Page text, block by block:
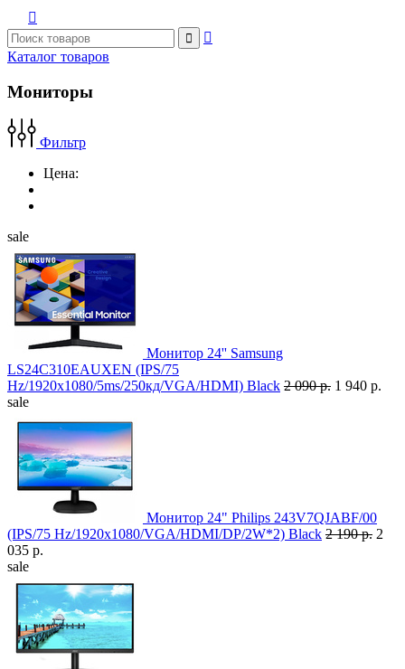



Каталог товаров
Мониторы
Фильтр
Цена:
sale
Монитор 24'' Samsung
LS24C310EAUXEN (IPS/75
Hz/1920x1080/5ms/250кд/VGA/HDMI) Black 2 090 р. 1 940 р.
sale
Монитор 24" Philips 243V7QJABF/00
(IPS/75 Hz/1920x1080/VGA/HDMI/DP/2W*2) Black 2 190 р. 2
035 р.
sale